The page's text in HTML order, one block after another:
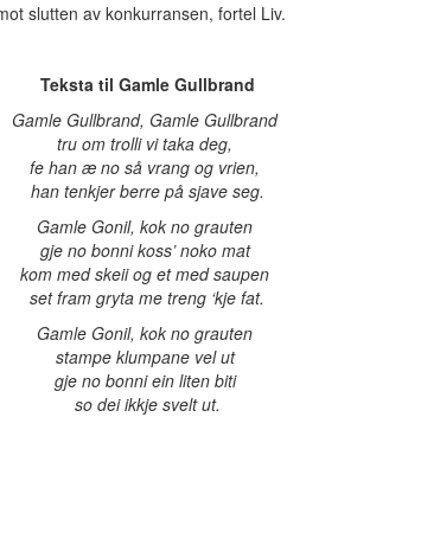
slutten av konkurransen, fortel Liv.
Teksta til Gamle Gullbrand
Gamle Gullbrand, Gamle Gullbrand
tru om trolli vi taka deg,
fe han æ no så vrang og vrien,
han tenkjer berre på sjave seg.
Gamle Gonil, kok no grauten
gje no bonni koss’ noko mat
kom med skeii og et med saupen
set fram gryta me treng ‘kje fat.
Gamle Gonil, kok no grauten
stampe klumpane vel ut
gje no bonni ein liten biti
so dei ikkje svelt ut.